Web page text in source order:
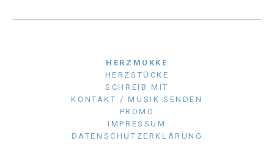
HERZMUKKE
HERZSTÜCKE
SCHREIB MIT
KONTAKT / MUSIK SENDEN
PROMO
IMPRESSUM
DATENSCHUTZERKLÄRUNG